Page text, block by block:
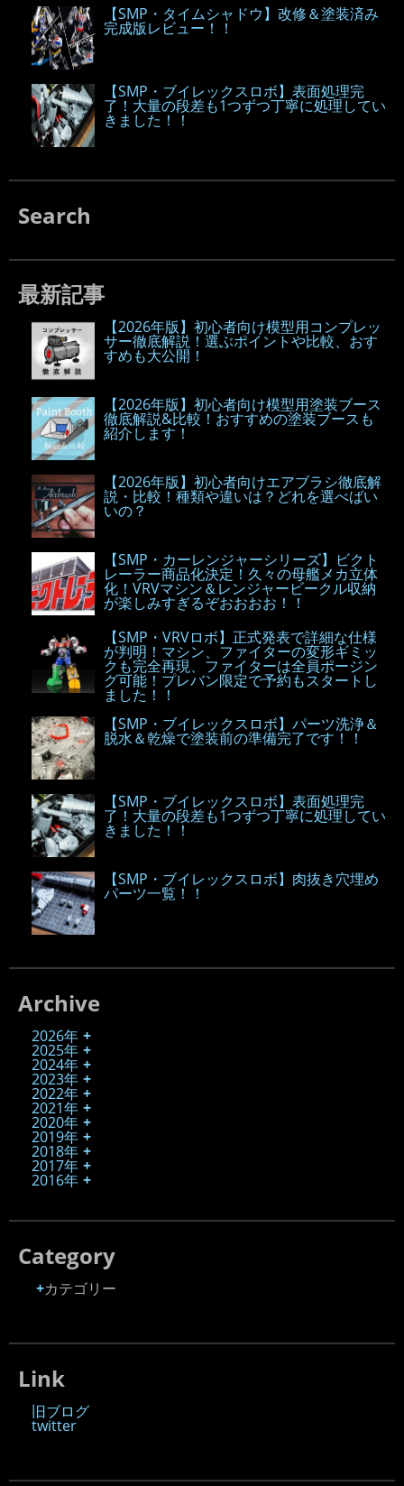
【SMP・タイムシャドウ】改修＆塗装済み
完成版レビュー！！
【SMP・ブイレックスロボ】表面処理完
了！大量の段差も1つずつ丁寧に処理してい
きました！！
Search
最新記事
【2026年版】初心者向け模型用コンプレッ
サー徹底解説！選ぶポイントや比較、おす
すめも大公開！
【2026年版】初心者向け模型用塗装ブース
徹底解説&比較！おすすめの塗装ブースも
紹介します！
【2026年版】初心者向けエアブラシ徹底解
説・比較！種類や違いは？どれを選べばい
いの？
【SMP・カーレンジャーシリーズ】ビクト
レーラー商品化決定！久々の母艦メカ立体
化！VRVマシン＆レンジャービークル収納
が楽しみすぎるぞおおおお！！
【SMP・VRVロボ】正式発表で詳細な仕様
が判明！マシン、ファイターの変形ギミッ
クも完全再現、ファイターは全員ポージン
グ可能！プレバン限定で予約もスタートし
ました！！
【SMP・ブイレックスロボ】パーツ洗浄＆
脱水＆乾燥で塗装前の準備完了です！！
【SMP・ブイレックスロボ】表面処理完
了！大量の段差も1つずつ丁寧に処理してい
きました！！
【SMP・ブイレックスロボ】肉抜き穴埋め
パーツ一覧！！
Archive
2026年
2025年
2024年
2023年
2022年
2021年
2020年
2019年
2018年
2017年
2016年
Category
カテゴリー
Link
旧ブログ
twitter